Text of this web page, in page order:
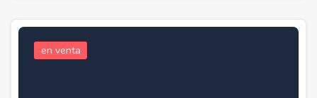
en venta